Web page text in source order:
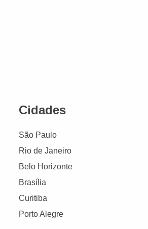
Cidades
São Paulo
Rio de Janeiro
Belo Horizonte
Brasília
Curitiba
Porto Alegre